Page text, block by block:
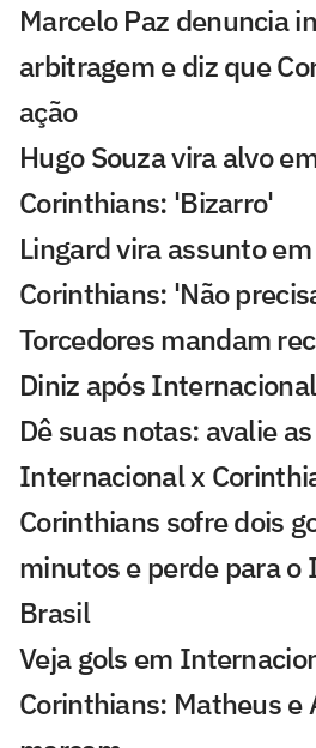
Marcelo Paz denuncia
arbitragem e diz que
ação
Hugo Souza vira alvo
Corinthians: 'Bizarro'
Lingard vira assunto
Corinthians: 'Não
Torcedores mandam
Diniz após
Dê suas notas: avalie
Internacional x
Corinthians sofre dois
minutos e perde para o
Brasil
Veja gols em
Corinthians: Matheus e